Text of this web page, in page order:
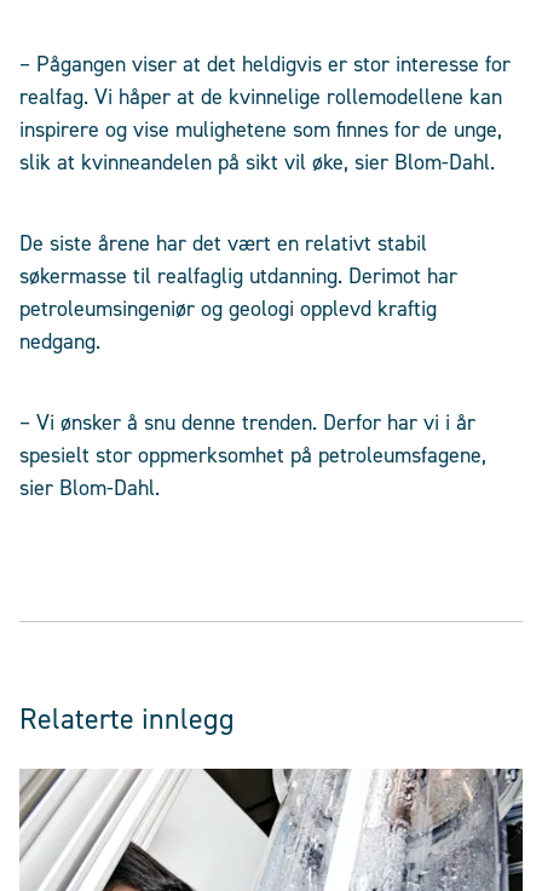
– Pågangen viser at det heldigvis er stor interesse for
realfag. Vi håper at de kvinnelige rollemodellene kan
inspirere og vise mulighetene som finnes for de unge,
slik at kvinneandelen på sikt vil øke, sier Blom-Dahl.
De siste årene har det vært en relativt stabil
søkermasse til realfaglig utdanning. Derimot har
petroleumsingeniør og geologi opplevd kraftig
nedgang.
– Vi ønsker å snu denne trenden. Derfor har vi i år
spesielt stor oppmerksomhet på petroleumsfagene,
sier Blom-Dahl.
Relaterte innlegg